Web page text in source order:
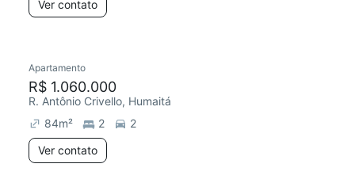
Ver contato
Apartamento
R$ 1.060.000
R. Antônio Crivello, Humaitá
84m² 2
2
Ver contato